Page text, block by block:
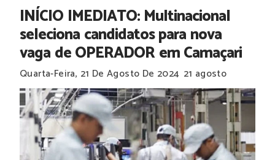
INÍCIO IMEDIATO: Multinacional
seleciona candidatos para nova
vaga de OPERADOR em Camaçari
Quarta-Feira, 21 De Agosto De 2024 21 agosto